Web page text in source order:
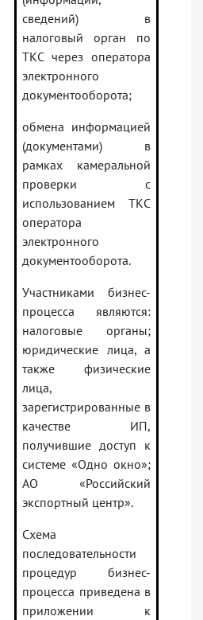
сведений) в
налоговый орган по
ТКС через оператора
электронного
документооборота;
обмена информацией
(документами) в
рамках камеральной
проверки с
использованием ТКС
оператора
электронного
документооборота.
Участниками бизнес-
процесса являются:
налоговые органы;
юридические лица, а
также физические
лица,
зарегистрированные в
качестве ИП,
получившие доступ к
системе «Одно окно»;
АО «Российский
экспортный центр».
Схема
последовательности
процедур бизнес-
процесса приведена в
приложении к